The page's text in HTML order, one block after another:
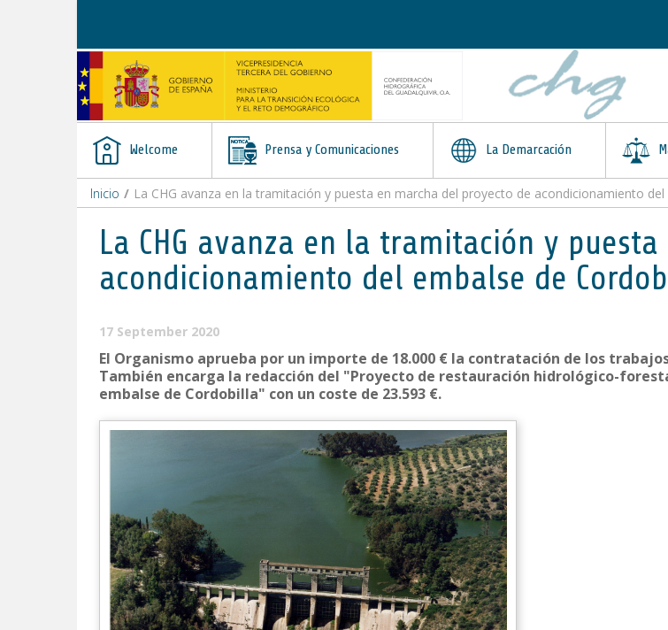
Welcome Prensa y Comunicaciones La Demarcación
Inicio / La CHG avanza en la tramitación y puesta en marcha del proyecto de acondicionamiento
La CHG avanza en la tramitación y
acondicionamiento del embalse de
17 September 2020
El Organismo aprueba por un importe de 18.000 € la contratación de los
También encarga la redacción del "Proyecto de restauración hidrológico-
embalse de Cordobilla" con un coste de 23.593 €.